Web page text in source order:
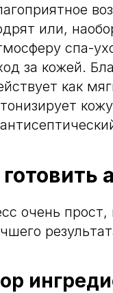
или,
спа-
за кожей.
как
очень